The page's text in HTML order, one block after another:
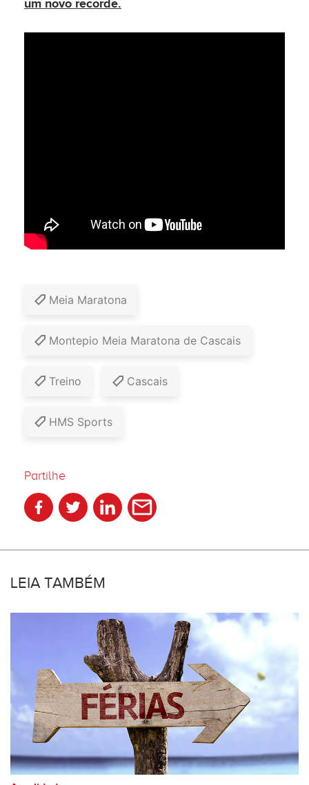
um novo recorde.
Meia Maratona
Montepio Meia Maratona de Cascais
Treino Cascais
HMS Sports
Partilhe
LEIA TAMBÉM